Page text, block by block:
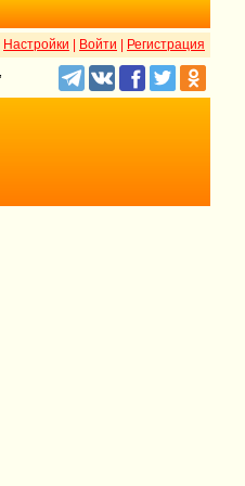
Настройки Войти Регистрация